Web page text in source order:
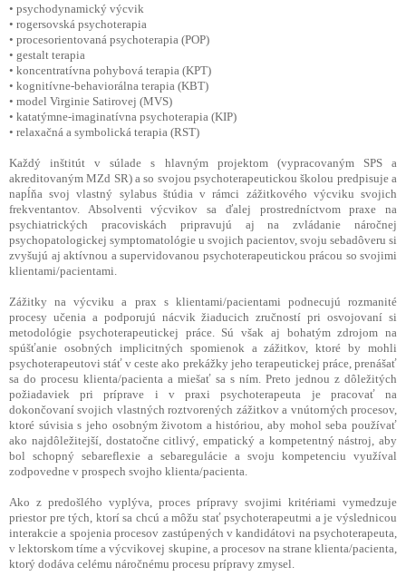
• psychodynamický výcvik
• rogersovská psychoterapia
• procesorientovaná psychoterapia (POP)
• gestalt terapia
• koncentratívna pohybová terapia (KPT)
• kognitívne-behaviorálna terapia (KBT)
• model Virginie Satirovej (MVS)
• katatýmne-imaginatívna psychoterapia (KIP)
• relaxačná a symbolická terapia (RST)
Každý inštitút v súlade s hlavným projektom (vypracovaným SPS a
akreditovaným MZd SR) a so svojou psychoterapeutickou školou predpisuje a
napĺňa svoj vlastný sylabus štúdia v rámci zážitkového výcviku svojich
frekventantov. Absolventi výcvikov sa ďalej prostredníctvom praxe na
psychiatrických pracoviskách pripravujú aj na zvládanie náročnej
psychopatologickej symptomatológie u svojich pacientov, svoju sebadôveru si
zvyšujú aj aktívnou a supervidovanou psychoterapeutickou prácou so svojimi
klientami/pacientami.
Zážitky na výcviku a prax s klientami/pacientami podnecujú rozmanité
procesy učenia a podporujú nácvik žiaducich zručností pri osvojovaní si
metodológie psychoterapeutickej práce. Sú však aj bohatým zdrojom na
spúšťanie osobných implicitných spomienok a zážitkov, ktoré by mohli
psychoterapeutovi stáť v ceste ako prekážky jeho terapeutickej práce, prenášať
sa do procesu klienta/pacienta a miešať sa s ním. Preto jednou z dôležitých
požiadaviek pri príprave i v praxi psychoterapeuta je pracovať na
dokončovaní svojich vlastných roztvorených zážitkov a vnútorných procesov,
ktoré súvisia s jeho osobným životom a históriou, aby mohol seba používať
ako najdôležitejší, dostatočne citlivý, empatický a kompetentný nástroj, aby
bol schopný sebareflexie a sebaregulácie a svoju kompetenciu využíval
zodpovedne v prospech svojho klienta/pacienta.
Ako z predošlého vyplýva, proces prípravy svojimi kritériami vymedzuje
priestor pre tých, ktorí sa chcú a môžu stať psychoterapeutmi a je výslednicou
interakcie a spojenia procesov zastúpených v kandidátovi na psychoterapeuta,
v lektorskom tíme a výcvikovej skupine, a procesov na strane klienta/pacienta,
ktorý dodáva celému náročnému procesu prípravy zmysel.